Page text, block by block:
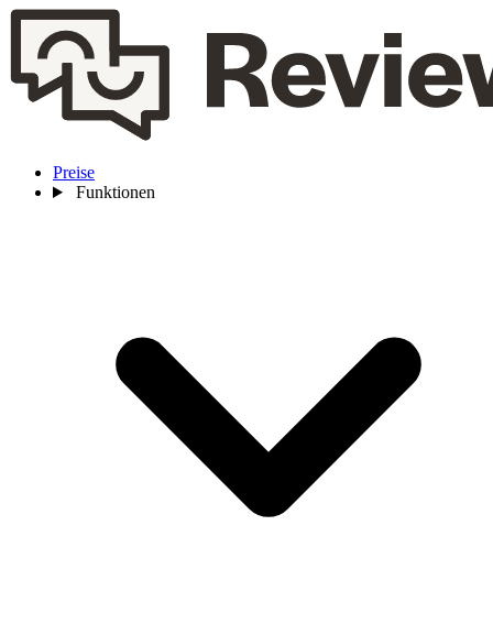
Preise
Funktionen